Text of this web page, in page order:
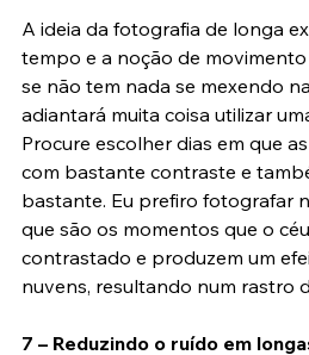
A ideia da fotografia de longa
tempo e a noção de
se não tem nada se mexendo
adiantará muita coisa utilizar
Procure escolher dias em que
com bastante contraste e
bastante. Eu prefiro fotografar
que são os momentos que o
contrastado e produzem um